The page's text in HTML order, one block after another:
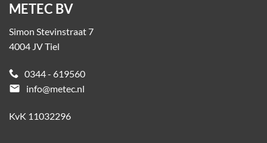
METEC BV
Simon Stevinstraat 7
4004 JV Tiel
0344 - 619560
email
info@metec.nl
KvK 11032296